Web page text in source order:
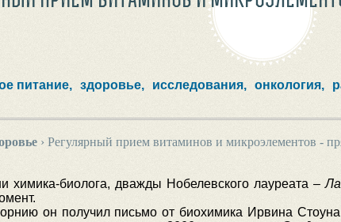
питание, здоровье, исследования, онкология,
› Регулярный прием витаминов и микроэлементов -
химика-биолога, дважды Нобелевского лауреата –
он получил письмо от биохимика Ирвина